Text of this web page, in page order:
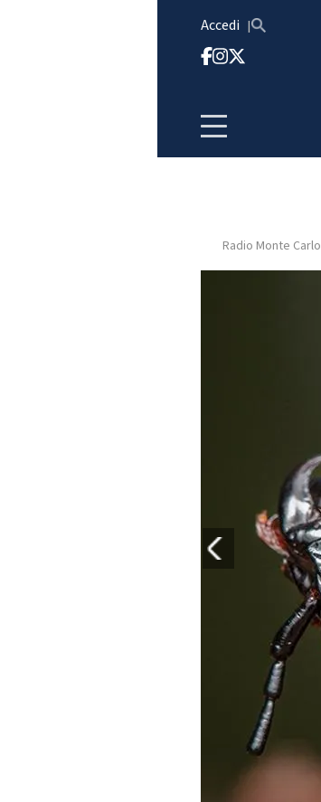
Accedi
HOME
FOTO
Radio Monte Carlo